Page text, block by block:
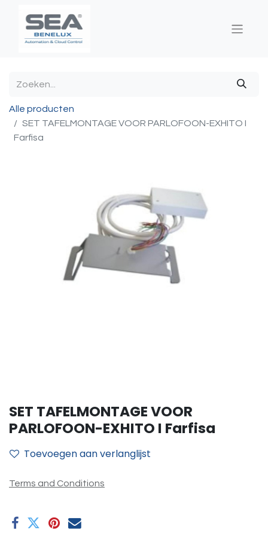
Alle producten
SET TAFELMONTAGE VOOR PARLOFOON-EXHITO I
Farfisa
SET TAFELMONTAGE VOOR
PARLOFOON-EXHITO I Farfisa
Toevoegen aan verlanglijst
Terms and Conditions